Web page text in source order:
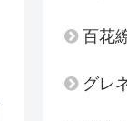
百花
グレ